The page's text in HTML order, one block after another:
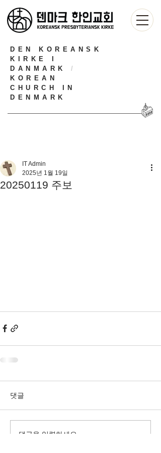
DEN KOREANSK
KIRKE I
DANMARK /
KOREAN
CHURCH IN
DENMARK
20250119 주보
IT Admin
2025년 1월 19일
댓글
댓글을 입력하세요.